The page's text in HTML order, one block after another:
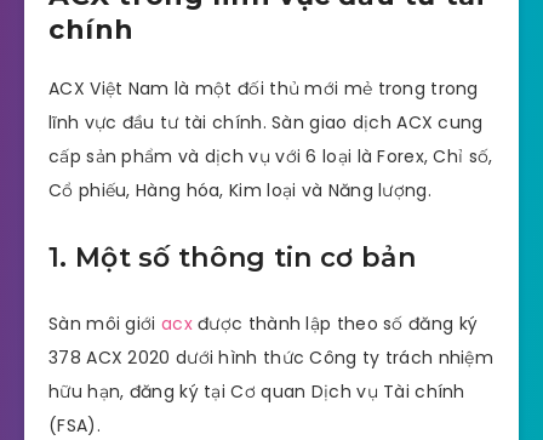
chính
ACX Việt Nam là một đối thủ mới mẻ trong trong
lĩnh vực đầu tư tài chính. Sàn giao dịch ACX cung
cấp sản phẩm và dịch vụ với 6 loại là Forex, Chỉ số,
Cổ phiếu, Hàng hóa, Kim loại và Năng lượng.
1. Một số thông tin cơ bản
Sàn môi giới acxđược thành lập theo số đăng ký
378 ACX 2020 dưới hình thức Công ty trách nhiệm
hữu hạn, đăng ký tại Cơ quan Dịch vụ Tài chính
(FSA).